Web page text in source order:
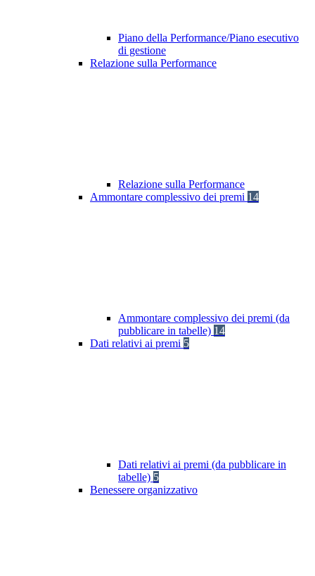
Piano della Performance/Piano esecutivo
di gestione
Relazione sulla Performance
Relazione sulla Performance
Ammontare complessivo dei premi 14
Ammontare complessivo dei premi (da
pubblicare in tabelle) 14
Dati relativi ai premi 5
Dati relativi ai premi (da pubblicare in
tabelle) 5
Benessere organizzativo